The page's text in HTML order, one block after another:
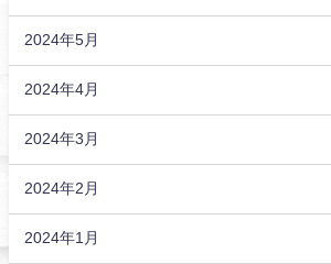
2024年5月
2024年4月
2024年3月
2024年2月
2024年1月